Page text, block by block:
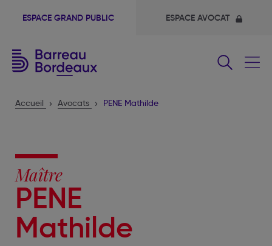
ESPACE GRAND PUBLIC ESPACE AVOCAT
Accueil Avocats PENE Mathilde
Maître
PENE
Mathilde